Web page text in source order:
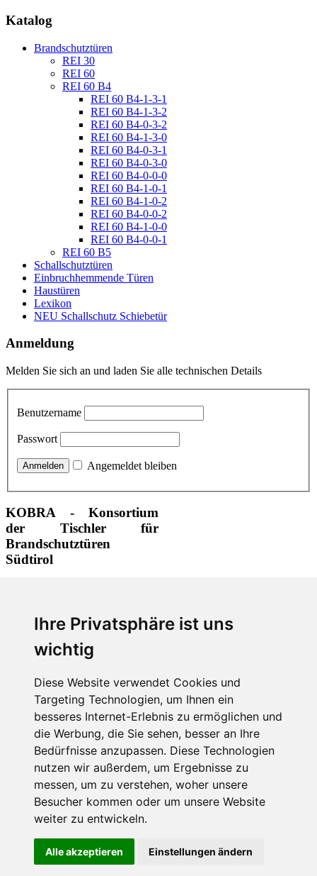
Ihre Privatsphäre ist uns
wichtig
Diese Website verwendet Cookies und
Targeting Technologien, um Ihnen ein
besseres Internet-Erlebnis zu ermöglichen und
die Werbung, die Sie sehen, besser an Ihre
Bedürfnisse anzupassen. Diese Technologien
nutzen wir außerdem, um Ergebnisse zu
messen, um zu verstehen, woher unsere
Besucher kommen oder um unsere Website
weiter zu entwickeln.
Alle akzeptieren Einstellungen ändern
Katalog
Brandschutztüren
REI 30
REI 60
REI 60 B4
REI 60 B4-1-3-1
REI 60 B4-1-3-2
REI 60 B4-0-3-2
REI 60 B4-1-3-0
REI 60 B4-0-3-1
REI 60 B4-0-3-0
REI 60 B4-0-0-0
REI 60 B4-1-0-1
REI 60 B4-1-0-2
REI 60 B4-0-0-2
REI 60 B4-1-0-0
REI 60 B4-0-0-1
REI 60 B5
Schallschutztüren
Einbruchhemmende Türen
Haustüren
Lexikon
NEU Schallschutz Schiebetür
Anmeldung
Melden Sie sich an und laden Sie alle technischen Details
Benutzername
Passwort
Angemeldet bleiben
KOBRA - Konsortium
der Tischler für
Brandschutztüren
Südtirol
info@kobra.bz
www.kobra.bz
| 39100 Bozen
Follow us:
Youtube
Info
Impressum
& Privacy
Sitemap
Login
Regsitrierung